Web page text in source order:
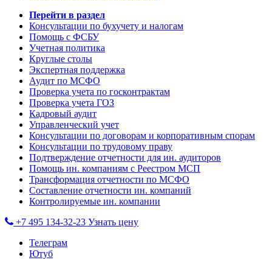
Перейти в раздел
Консультации по бухучету и налогам
Помощь с ФСБУ
Учетная политика
Круглые столы
Экспертная поддержка
Аудит по МСФО
Проверка учета по госконтрактам
Проверка учета ГОЗ
Кадровый аудит
Управленческий учет
Консультации по договорам и корпоративным спорам
Консультации по трудовому праву
Подтверждение отчетности для ин. аудиторов
Помощь ин. компаниям с Реестром МСП
Трансформация отчетности по МСФО
Составление отчетности ин. компаний
Контролируемые ин. компании
+7 495 134-32-23 Узнать цену
Телеграм
Ютуб